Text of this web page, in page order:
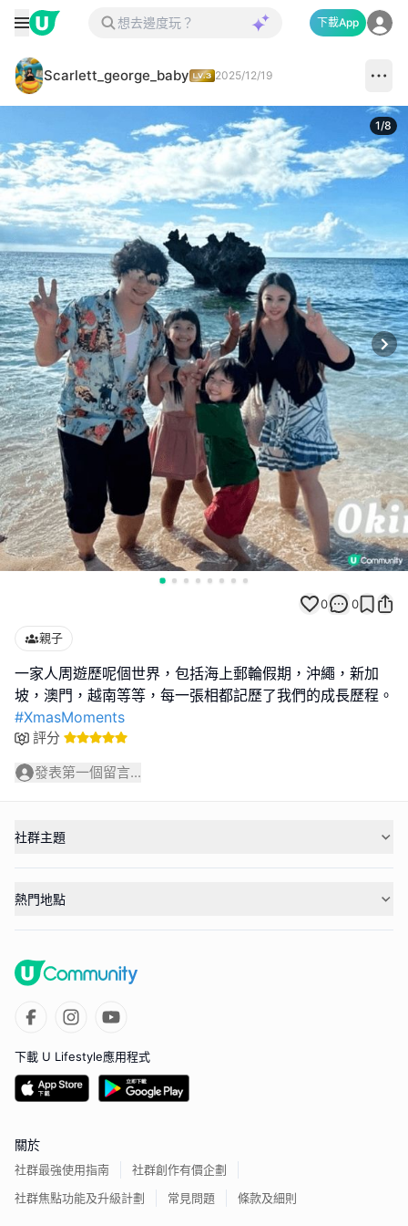
下載App
Scarlett_george_baby 2025/12/19
1/8
0 0
親子
一家人周遊歷呢個世界，包括海上郵輪假期，沖繩，新加
#XmasMoments
評分
發表第一個留言...
社群主題
熱門地點
下載 U Lifestyle應用程式
關於
社群最強使用指南
社群創作有價企劃
社群焦點功能及升級計劃
常見問題 條款及細則